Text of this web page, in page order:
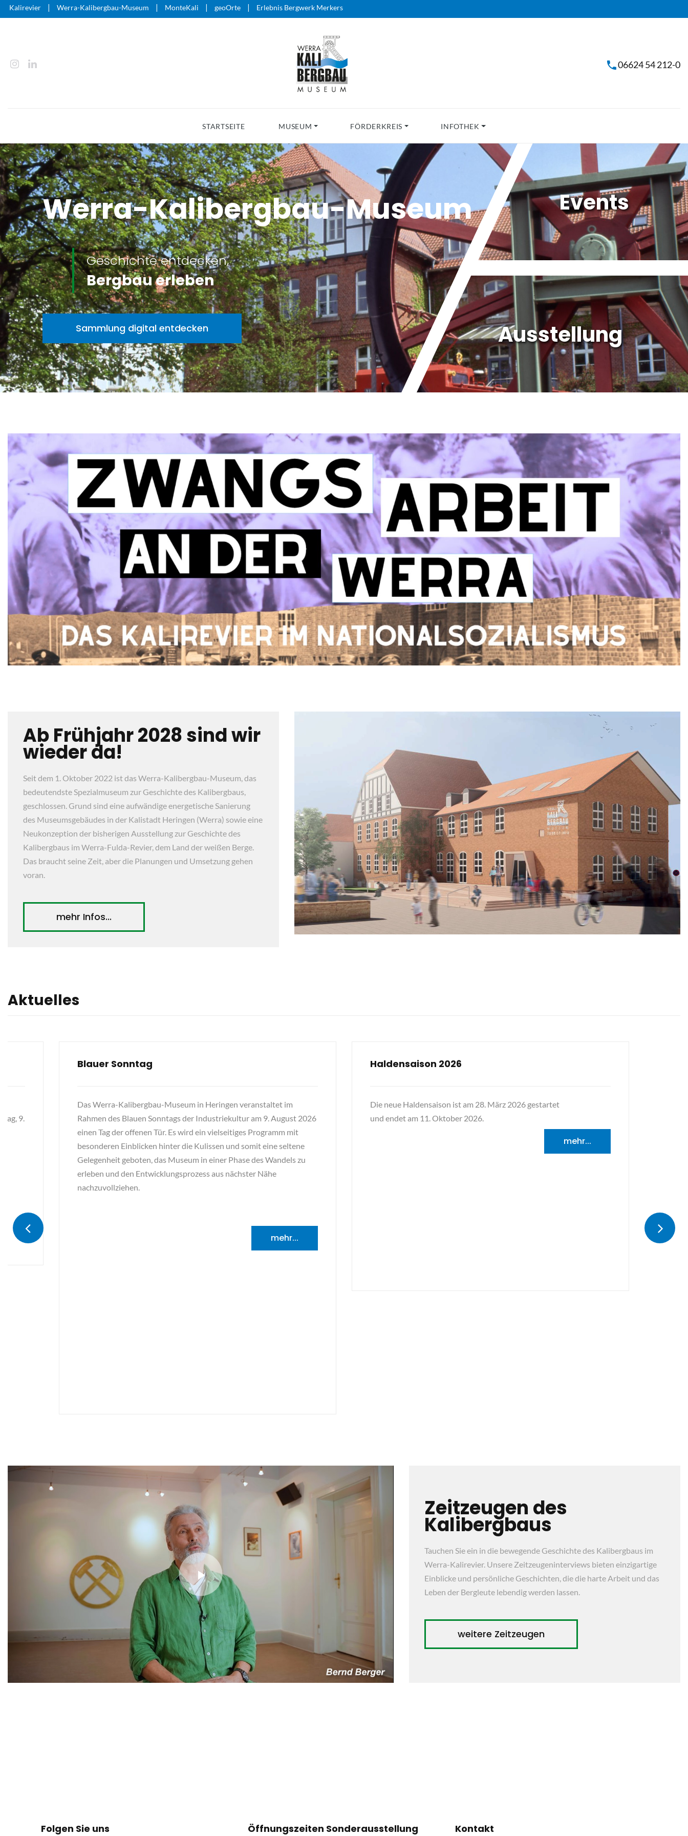
Kalirevier | Werra-Kalibergbau-Museum | MonteKali | geoOrte | Erlebnis Bergwerk Merkers
06624 54 212-0
STARTSEITE MUSEUM FÖRDERKREIS INFOTHEK
Werra-Kalibergbau-Museum
Geschichte entdecken,
Bergbau erleben
Sammlung digital entdecken
Events
Ausstellung
Ab Frühjahr 2028 sind wir
wieder da!
Seit dem 1. Oktober 2022 ist das Werra-Kalibergbau-Museum, das
bedeutendste Spezialmuseum zur Geschichte des Kalibergbaus,
geschlossen. Grund sind eine aufwändige energetische Sanierung
des Museumsgebäudes in der Kalistadt Heringen (Werra) sowie eine
Neukonzeption der bisherigen Ausstellung zur Geschichte des
Kalibergbaus im Werra-Fulda-Revier, dem Land der weißen Berge.
Das braucht seine Zeit, aber die Planungen und Umsetzung gehen
voran.
mehr Infos...
Aktuelles
9.
Blauer Sonntag
Das Werra-Kalibergbau-Museum in Heringen veranstaltet im
Rahmen des Blauen Sonntags der Industriekultur am 9. August 2026
einen Tag der offenen Tür. Es wird ein vielseitiges Programm mit
besonderen Einblicken hinter die Kulissen und somit eine seltene
Gelegenheit geboten, das Museum in einer Phase des Wandels zu
erleben und den Entwicklungsprozess aus nächster Nähe
nachzuvollziehen.
mehr...
Haldensaison 2026
Die neue Haldensaison ist am 28. März 2026 gestartet
und endet am 11. Oktober 2026.
mehr...
Zeitzeugen des
Kalibergbaus
Tauchen Sie ein in die bewegende Geschichte des Kalibergbaus im
Werra-Kalirevier. Unsere Zeitzeugeninterviews bieten einzigartige
Einblicke und persönliche Geschichten, die die harte Arbeit und das
Leben der Bergleute lebendig werden lassen.
weitere Zeitzeugen
Folgen Sie uns Öffnungszeiten Sonderausstellung Kontakt